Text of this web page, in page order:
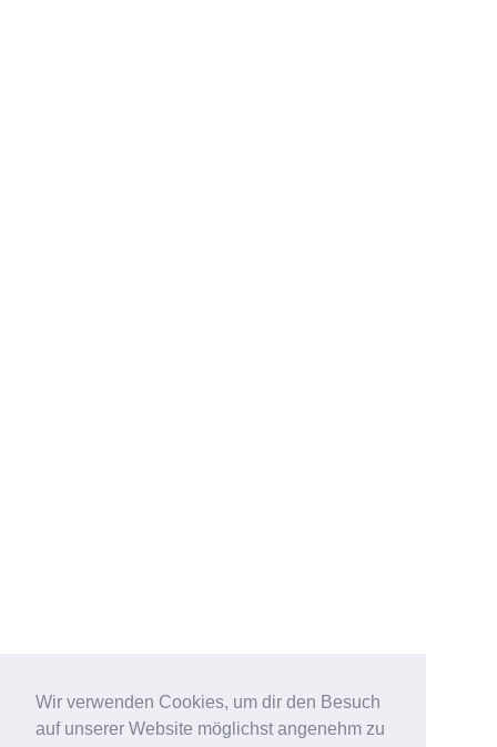
Wir verwenden Cookies, um dir den Besuch
auf unserer Website möglichst angenehm zu